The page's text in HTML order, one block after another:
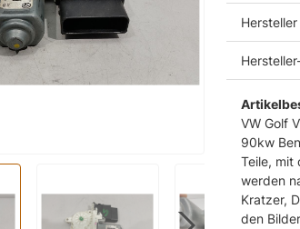
Hersteller
VW Golf
90kw
Teile, mit
werden
Kratzer,
den